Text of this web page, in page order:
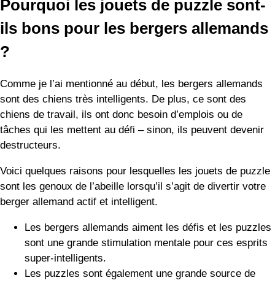
Les bergers allemands aiment les défis et les puzzles
sont une grande stimulation mentale pour ces esprits
divertissement. Ils aident à combattre l’ennui et à
prévenir le comportement destructeur qui en découle.
Renifler des friandises cachées est non seulement
amusant, mais cela active également le centre du
plaisir de votre chien. Utilisez donc un jouet à
bonheur » de votre chien.
Les bergers allemands ont beaucoup d’énergie. Les
puzzles pour bergers allemands sont un excellent
et mentale.
Vous cherchez un moyen de divertir votre ami à
fourrure quand il fait froid ou qu’il pleut ? Les puzzles
sont une excellente option pour les jeux d’intérieur